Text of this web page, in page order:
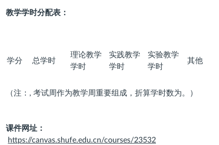
教学学时分配表：
学分 总学时
理论教学
学时
实践教学
学时
实验教学
学时
其他
（注：, 考试周作为教学周重要组成，折算学时数为。）
课件网址：
https://canvas.shufe.edu.cn/courses/23532